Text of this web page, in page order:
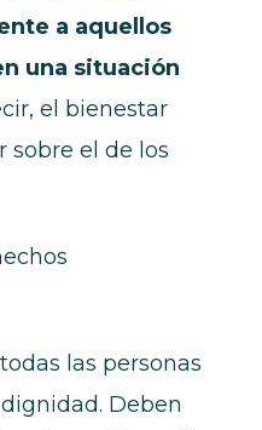
a aquellos
una situación
el bienestar
sobre el de los
las personas
Deben